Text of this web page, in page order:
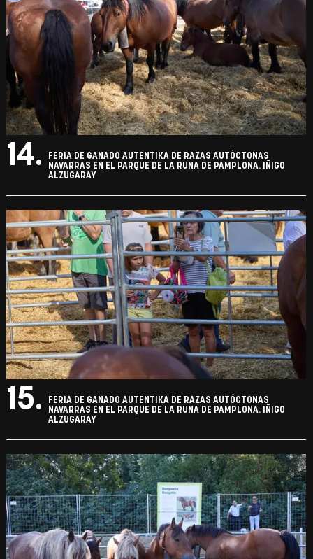
14.
FERIA DE GANADO AUTENTIKA DE RAZAS AUTÓCTONAS
NAVARRAS EN EL PARQUE DE LA RUNA DE PAMPLONA. IÑIGO
ALZUGARAY
15.
FERIA DE GANADO AUTENTIKA DE RAZAS AUTÓCTONAS
NAVARRAS EN EL PARQUE DE LA RUNA DE PAMPLONA. IÑIGO
ALZUGARAY